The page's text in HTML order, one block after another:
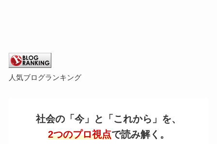
人気ブログランキング
社会の「今」と「これから」を、
2つのプロ視点で読み解く。